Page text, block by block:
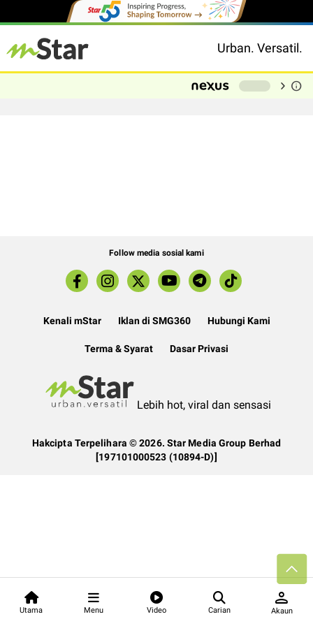
Urban. Versatil.
Utama Menu Video Carian
person
Akaun
- chevron_right info
Follow media sosial kami
Kenali mStar Iklan di SMG360 Hubungi Kami
Terma & Syarat Dasar Privasi
Lebih hot, viral dan sensasi
Hakcipta Terpelihara ©2026. Star Media Group Berhad
[197101000523 (10894-D)]